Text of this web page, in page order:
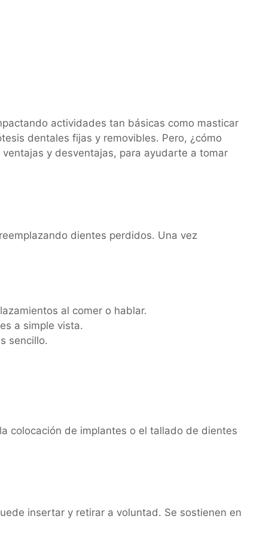
actividades tan básicas como masticar
dentales fijas y removibles. Pero, ¿cómo
y desventajas, para ayudarte a tomar
dientes perdidos. Una vez
al comer o hablar.
a simple vista.
sencillo.
colocación de implantes o el tallado de dientes
insertar y retirar a voluntad. Se sostienen en